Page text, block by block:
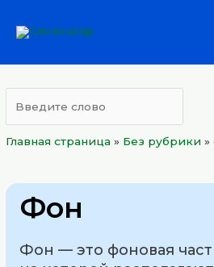
Главная страница » Без рубрики »
Фон
Фон — это фоновая